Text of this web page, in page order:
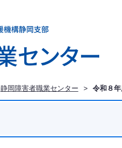
静岡障害者職業センター > 令和８